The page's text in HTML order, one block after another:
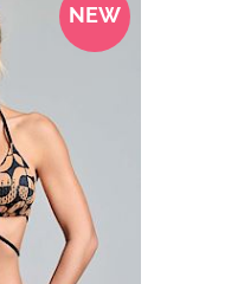
NEW